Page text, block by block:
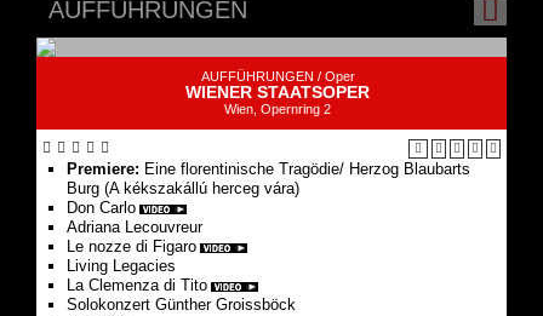
Virtuelle 3D-Tour durch den Tizian-Saal (Kunsthistorisches
Museum Wien)
Führung im Burgtheater / BURG Digital (Burgtheater Wien)
galerie GALERIE Wien
WIENER STAATSOPER
Eine floren­tinische Tragödie/ Herzog Blaubarts
Burg (A kékszakállú herceg vára)
Don Carlo
Adriana Lecouvreur
Le nozze di Figaro
Living Legacies
La Clemenza di Tito
Solo­konzert Günther Groissböck
Macbeth
Tosca
Online-Shop der Wiener Staatsoper
eines der international bedeutendsten Opernhäuser